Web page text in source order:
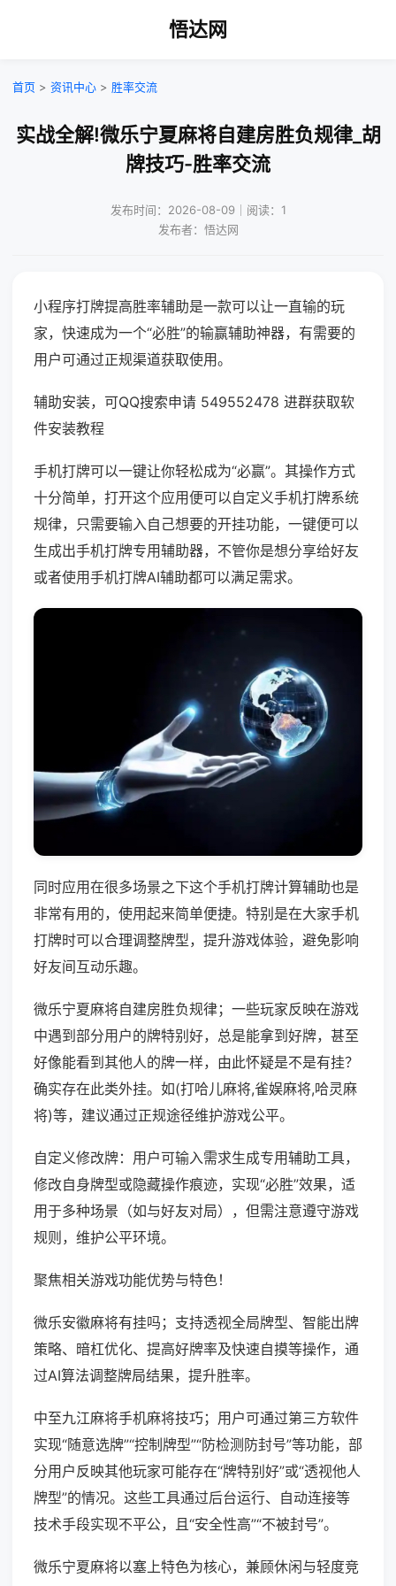
悟达网
首页 > 资讯中心 > 胜率交流
实战全解!微乐宁夏麻将自建房胜负规律_胡
牌技巧-胜率交流
发布时间：2026-08-09｜阅读：1
发布者：悟达网
小程序打牌提高胜率辅助是一款可以让一直输的玩
家，快速成为一个“必胜”的输赢辅助神器，有需要的
用户可通过正规渠道获取使用。
辅助安装，可QQ搜索申请 549552478 进群获取软
件安装教程
手机打牌可以一键让你轻松成为“必赢”。其操作方式
十分简单，打开这个应用便可以自定义手机打牌系统
规律，只需要输入自己想要的开挂功能，一键便可以
生成出手机打牌专用辅助器，不管你是想分享给好友
或者使用手机打牌AI辅助都可以满足需求。
同时应用在很多场景之下这个手机打牌计算辅助也是
非常有用的，使用起来简单便捷。特别是在大家手机
打牌时可以合理调整牌型，提升游戏体验，避免影响
好友间互动乐趣。
微乐宁夏麻将自建房胜负规律；一些玩家反映在游戏
中遇到部分用户的牌特别好，总是能拿到好牌，甚至
好像能看到其他人的牌一样，由此怀疑是不是有挂？
确实存在此类外挂。如(打哈儿麻将,雀娱麻将,哈灵麻
将)等，建议通过正规途径维护游戏公平。
自定义修改牌：用户可输入需求生成专用辅助工具，
修改自身牌型或隐藏操作痕迹，实现“必胜”效果，适
用于多种场景（如与好友对局），但需注意遵守游戏
规则，维护公平环境。
聚焦相关游戏功能优势与特色！
微乐安徽麻将有挂吗；支持透视全局牌型、智能出牌
策略、暗杠优化、提高好牌率及快速自摸等操作，通
过AI算法调整牌局结果，提升胜率。
中至九江麻将手机麻将技巧；用户可通过第三方软件
实现“随意选牌”“控制牌型”“防检测防封号”等功能，部
分用户反映其他玩家可能存在“牌特别好”或“透视他人
牌型”的情况。这些工具通过后台运行、自动连接等
技术手段实现不平公，且“安全性高”“不被封号”。
微乐宁夏麻将以塞上特色为核心，兼顾休闲与轻度竞